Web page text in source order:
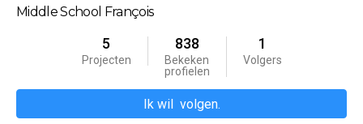
Middle School François
5
Projecten
838
Bekeken
profielen
1
Volgers
Ik wil  volgen.